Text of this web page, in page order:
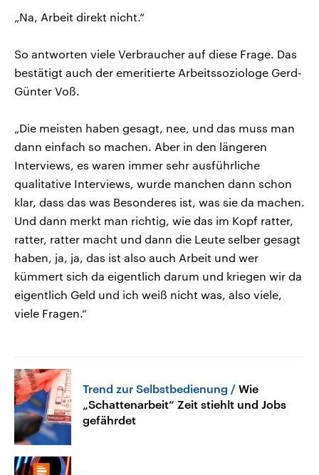
„Na, Arbeit direkt nicht.“
So antworten viele Verbraucher auf diese Frage. Das
bestätigt auch der emeritierte Arbeitssoziologe Gerd-
Günter Voß.
„Die meisten haben gesagt, nee, und das muss man
dann einfach so machen. Aber in den längeren
Interviews, es waren immer sehr ausführliche
qualitative Interviews, wurde manchen dann schon
klar, dass das was Besonderes ist, was sie da machen.
Und dann merkt man richtig, wie das im Kopf ratter,
ratter, ratter macht und dann die Leute selber gesagt
haben, ja, ja, das ist also auch Arbeit und wer
kümmert sich da eigentlich darum und kriegen wir da
eigentlich Geld und ich weiß nicht was, also viele,
viele Fragen.“
Trend zur Selbstbedienung
Wie
„Schattenarbeit“ Zeit stiehlt und Jobs
gefährdet